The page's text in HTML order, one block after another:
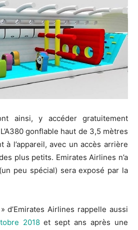
ainsi, y accéder gratuitement
gonflable haut de 3,5 mètres
à l’appareil, avec un accès arrière
plus petits. Emirates Airlines n’a
peu spécial) sera exposé par la
d’Emirates Airlines rappelle aussi
2018et sept ans après une